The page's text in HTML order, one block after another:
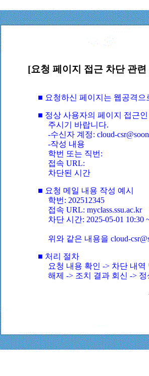
[요청 페이지 접근 차단 관
■ 요청하신 페이지는 웹공격
■ 정상 사용자의 페이지 접근
주시기 바랍니다.
-수신자 계정: cloud-
-작성 내용
학번 또는 직번:
접속 URL:
차단된 시간
■ 요청 메일 내용 작성 예시
학번: 202512345
접속 URL: myclass.ssu.ac.kr
차단 시간: 2025-05-01 10:30
위와 같은 내용을 cloud-
■ 처리 절차
요청 내용 확인 -> 차단 내
해제 -> 조치 결과 회신 ->